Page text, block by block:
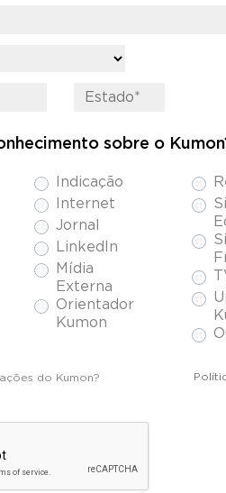
sobre o
Indicação
Internet
Jornal
LinkedIn
Mídia
Externa
Orientador
Kumon
do Kumon?